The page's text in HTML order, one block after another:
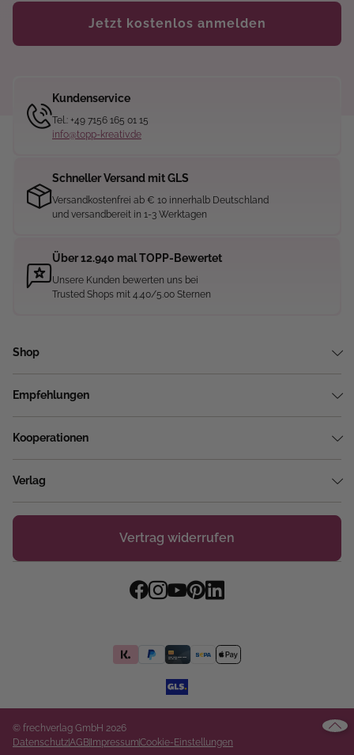
Jetzt kostenlos anmelden
Kundenservice
Tel.: +49 7156 165 01 15
info@topp-kreativ.de
Schneller Versand mit GLS
Versandkostenfrei ab € 10 innerhalb Deutschland
und versandbereit in 1-3 Werktagen
Über 12.940 mal TOPP-Bewertet
Unsere Kunden bewerten uns bei
Trusted Shops mit 4.40/5.00 Sternen
Shop
Empfehlungen
Kooperationen
Verlag
Vertrag widerrufen
© frechverlag GmbH 2026
DatenschutzAGB ImpressumCookie-Einstellungen